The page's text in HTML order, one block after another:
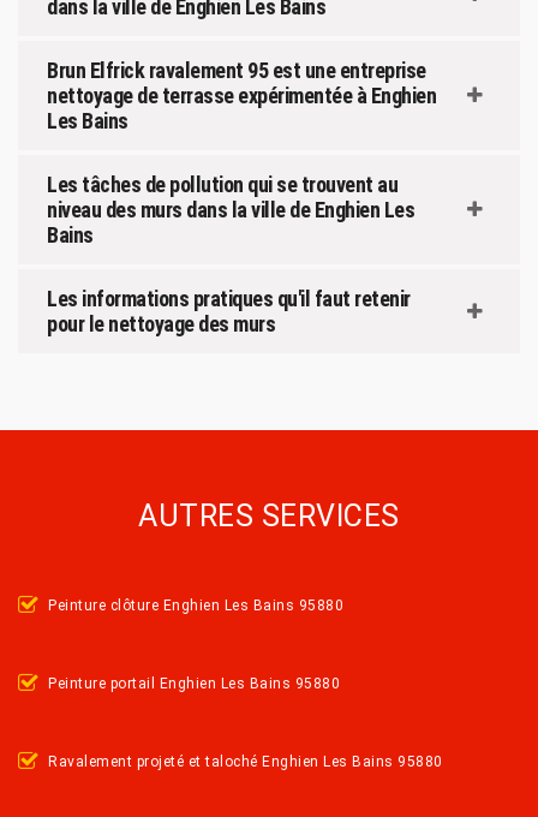
dans la ville de Enghien Les Bains
Brun Elfrick ravalement 95 est une entreprise
nettoyage de terrasse expérimentée à Enghien
Les Bains
Les tâches de pollution qui se trouvent au
niveau des murs dans la ville de Enghien Les
Bains
Les informations pratiques qu'il faut retenir
pour le nettoyage des murs
AUTRES SERVICES
Peinture clôture Enghien Les Bains 95880
Peinture portail Enghien Les Bains 95880
Ravalement projeté et taloché Enghien Les Bains 95880